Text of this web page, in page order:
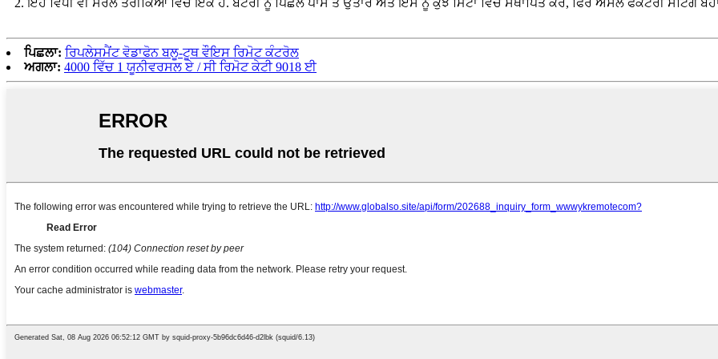
ਪਿਛਲਾ: ਰਿਪਲੇਸਮੈਂਟ ਵੋਡਾਫੋਨ ਬਲੂ-ਟੂਥ ਵੌਇਸ ਰਿਮੋਟ ਕੰਟਰੋਲ
ਅਗਲਾ: 4000 ਵਿੱਚ 1 ਯੂਨੀਵਰਸਲ ਏ / ਸੀ ਰਿਮੋਟ ਕੇਟੀ 9018 ਈ